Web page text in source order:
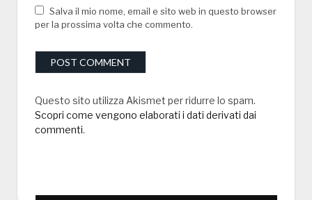
Salva il mio nome, email e sito web in questo browser
per la prossima volta che commento.
Questo sito utilizza Akismet per ridurre lo spam.
Scopri come vengono elaborati i dati derivati dai
commenti.